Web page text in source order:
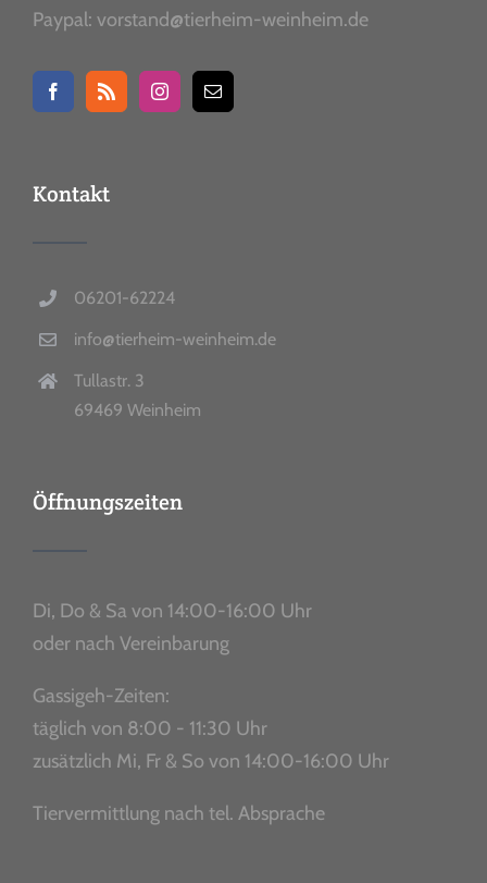
Paypal: vorstand@tierheim-weinheim.de
Kontakt
06201-62224
info@tierheim-weinheim.de
Tullastr. 3
69469 Weinheim
Öffnungszeiten
Di, Do & Sa von 14:00-16:00 Uhr
oder nach Vereinbarung
Gassigeh-Zeiten:
täglich von 8:00 - 11:30 Uhr
zusätzlich Mi, Fr & So von 14:00-16:00 Uhr
Tiervermittlung nach tel. Absprache